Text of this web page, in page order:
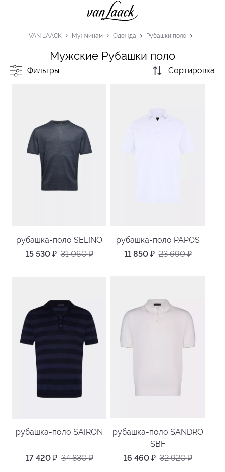
VAN LAACK Мужчинам Одежда Рубашки поло
Мужские Рубашки поло
Фильтры Сортировка
рубашка-поло SELINO
15 530 ₽ 31 060₽
рубашка-поло PAPOS
11 850 ₽ 23 690₽
рубашка-поло SAIRON
17 420 ₽ 34 830₽
рубашка-поло SANDRO
SBF
16 460 ₽ 32 920₽